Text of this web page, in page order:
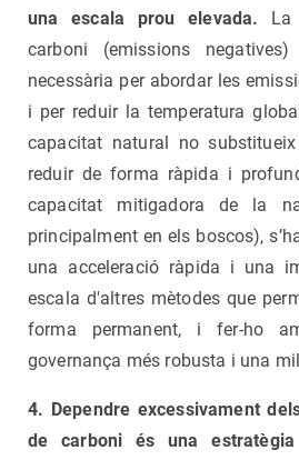
una escala prou elevada. La
carboni (emissions
necessària per abordar les
i per reduir la temperatura
capacitat natural no
reduir de forma ràpida i
capacitat mitigadora de la
principalment en els boscos),
una acceleració ràpida i una
escala d'altres mètodes que
forma permanent, i fer-ho
governança més robusta i una
4. Dependre excessivament
de carboni és una